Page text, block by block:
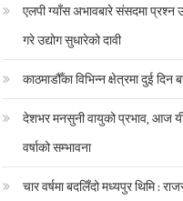
एलपी ग्याँस अभावबारे संसदमा
गरे उद्योग सुधारेको दावी
काठमाडौँका विभिन्न क्षेत्रमा दुई दिन
देशभर मनसुनी वायुको प्रभाव, आज यी
वर्षाको सम्भावना
चार वर्षमा बदलिँदो मध्यपुर थिमि :